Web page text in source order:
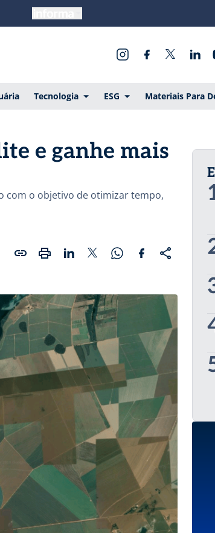
Tecnologia ESG Materiais Para
e ganhe mais
com o objetivo de otimizar tempo,